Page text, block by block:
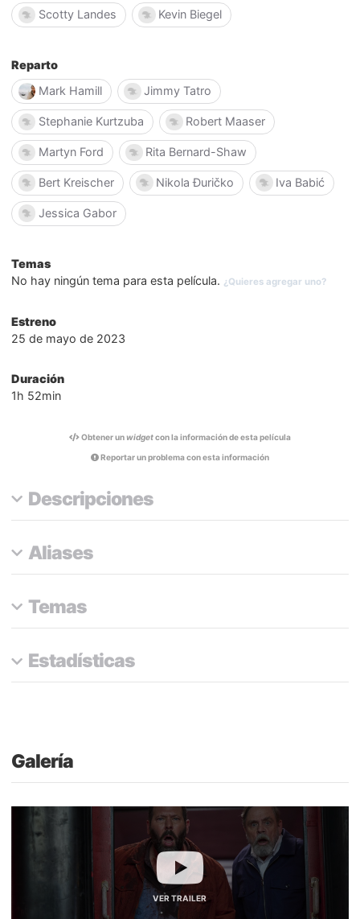
Scotty Landes
Kevin Biegel
Reparto
Mark Hamill
Jimmy Tatro
Stephanie Kurtzuba Robert Maaser
Martyn Ford Rita Bernard-Shaw
Bert Kreischer Nikola Đuričko Iva Babić
Jessica Gabor
Temas
No hay ningún tema para esta película. ¿Quieres agregar uno?
Estreno
25 de mayo de 2023
Duración
1h 52min
Obtener unwidgetcon la información de esta película
Reportar un problema con esta información
Descripciones
Aliases
Temas
Estadísticas
Galería
VER TRAILER